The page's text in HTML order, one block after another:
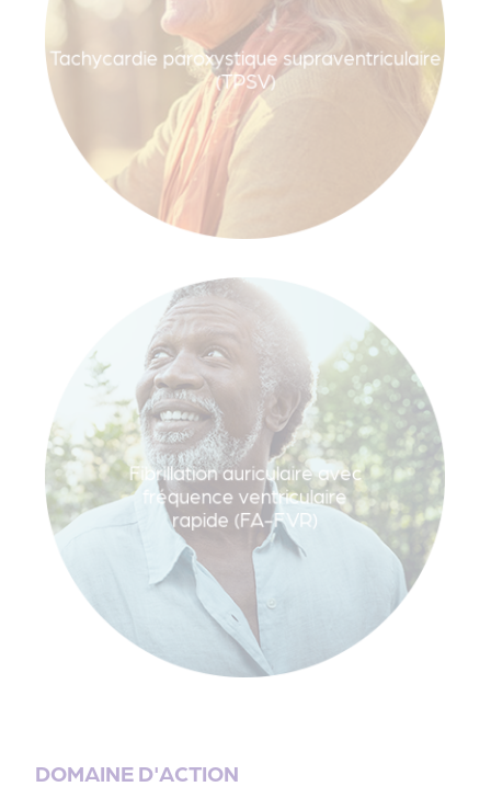
Tachycardie paroxystique supraventriculaire
(TPSV)
Fibrillation auriculaire avec
fréquence ventriculaire
rapide (FA-FVR)
DOMAINE D'ACTION